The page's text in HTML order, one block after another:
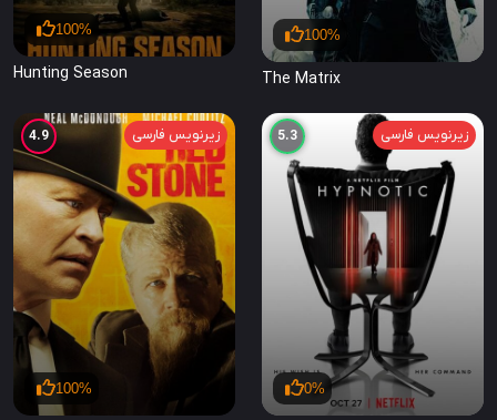
100%
The Matrix
100%
Hunting Season
زیرنویس فارسی 5.3
0%
زیرنویس فارسی 4.9
100%